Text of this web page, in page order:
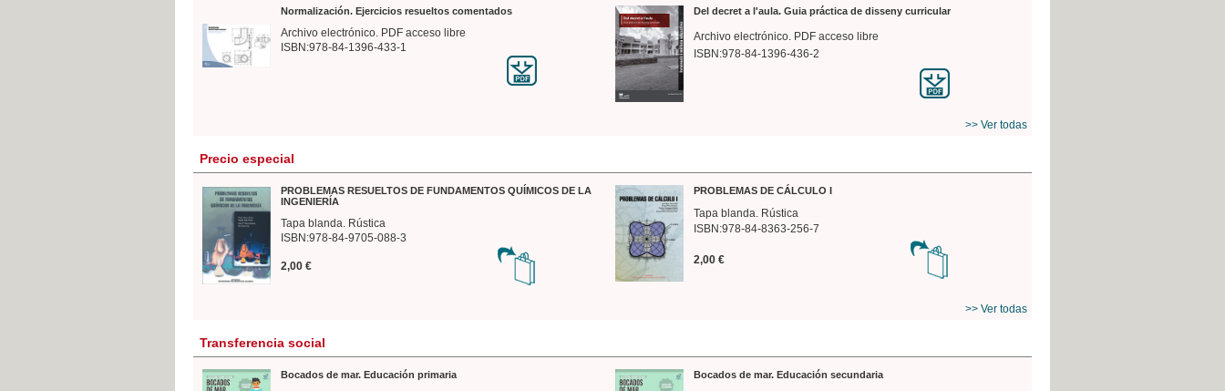
Normalización. Ejercicios resueltos comentados
Archivo electrónico. PDF acceso libre
ISBN:978-84-1396-433-1
Del decret a l'aula. Guia práctica de disseny curricular
Archivo electrónico. PDF acceso libre
ISBN:978-84-1396-436-2
>> Ver todas
Precio especial
PROBLEMAS RESUELTOS DE FUNDAMENTOS QUÍMICOS DE LA
INGENIERÍA
Tapa blanda. Rústica
ISBN:978-84-9705-088-3
2,00 €
PROBLEMAS DE CÁLCULO I
Tapa blanda. Rústica
ISBN:978-84-8363-256-7
2,00 €
>> Ver todas
Transferencia social
Bocados de mar. Educación primaria Bocados de mar. Educación secundaria